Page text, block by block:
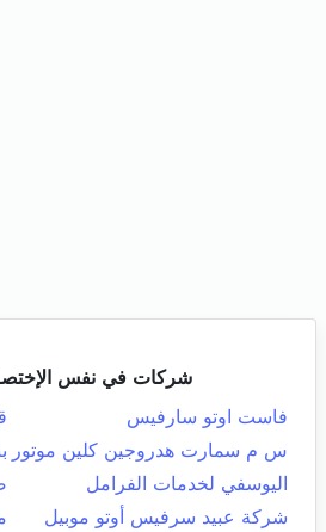
شركات في نفس
فاست اوتو سارفيس
س م سمارت هدروجين كلين موتور
اليوسفي لخدمات الفرامل
شركة عبيد سرفيس أوتو موبيل